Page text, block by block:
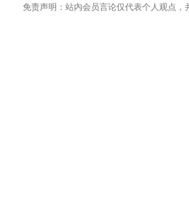
免责声明：站内会员言论仅代表个人观点